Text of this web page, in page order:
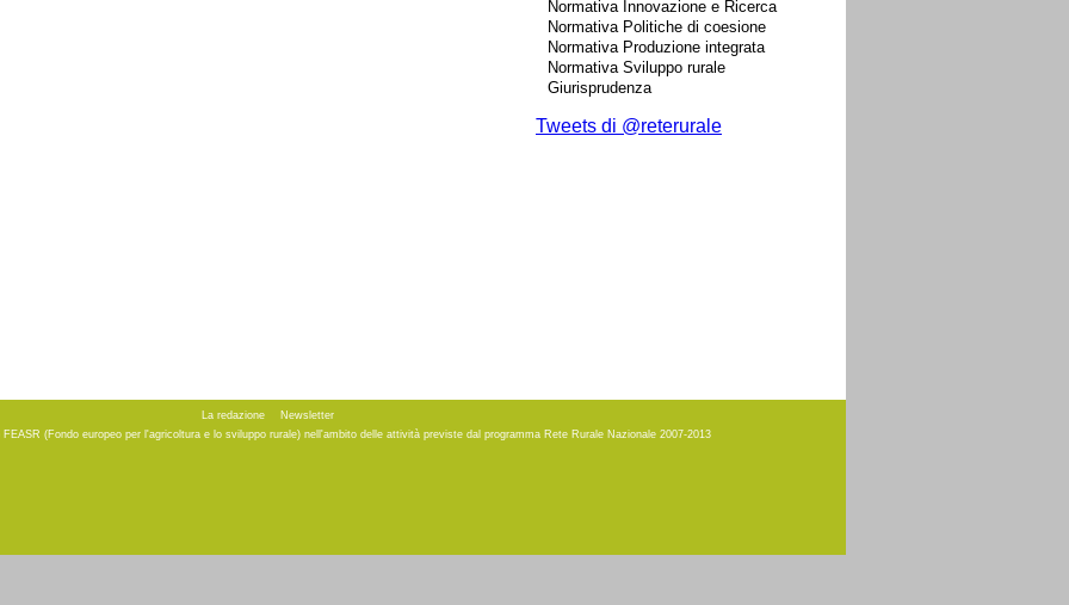
Normativa Innovazione e Ricerca
Normativa Politiche di coesione
Normativa Produzione integrata
Normativa Sviluppo rurale
Giurisprudenza
Tweets di @reterurale
La redazione
Newsletter
(Fondo europeo per l'agricoltura e lo sviluppo rurale) nell'ambito delle attività previste dal programma Rete Rurale Nazionale 2007-2013